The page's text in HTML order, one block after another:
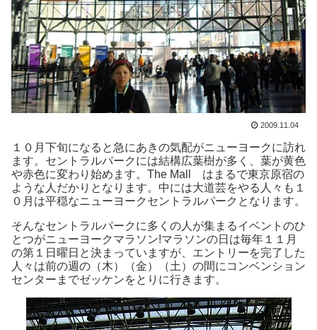
2009.11.04
１０月下旬になると急にあきの気配がニューヨークに訪れ
ます。セントラルパークには結構広葉樹が多く、葉が黄色
や赤色に変わり始めます。The Mall はまるで東京原宿の
ような人だかりとなります。中には大道芸をやる人々も１
０月は平穏なニューヨークセントラルパークとなります。
そんなセントラルパークに多くの人が集まるイベントのひ
とつがニューヨークマラソン!マラソンの日は毎年１１月
の第１日曜日と決まっていますが、エントリーを完了した
人々は前の週の（木）（金）（土）の間にコンベンション
センターまでゼッケンをとりに行きます。